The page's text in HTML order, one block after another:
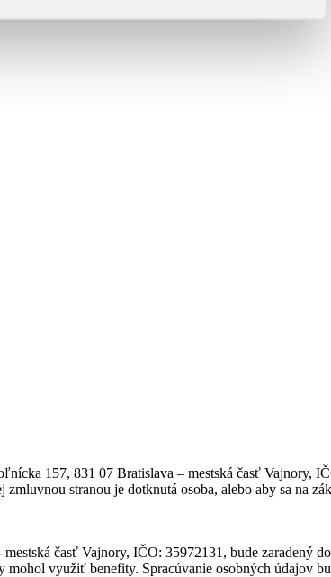
157, 831 07 Bratislava – mestská časť Vajnory,
stranou je dotknutá osoba, alebo aby sa na
časť Vajnory, IČO: 35972131, bude zaradený
využiť benefity. Spracúvanie osobných údajov